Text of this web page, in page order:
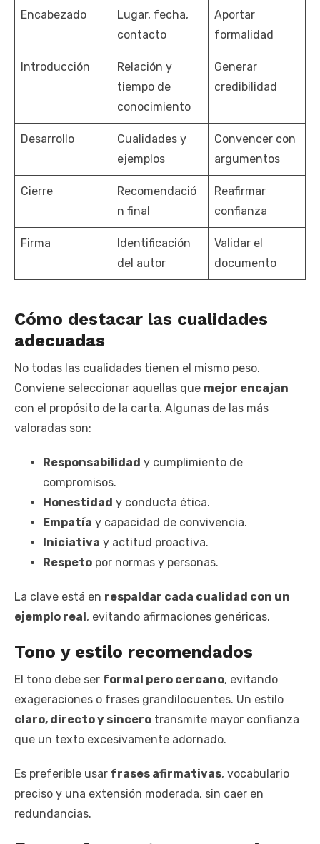
Encabezado
Lugar, fecha,
contacto
Aportar
formalidad
Introducción
Relación y
tiempo de
conocimiento
Generar
credibilidad
Desarrollo
Cualidades y
ejemplos
Convencer con
argumentos
Cierre
Recomendació
n final
Reafirmar
confianza
Firma
Identificación
del autor
Validar el
documento
Cómo destacar las cualidades
adecuadas
No todas las cualidades tienen el mismo peso.
Conviene seleccionar aquellas que mejor encajan
con el propósito de la carta. Algunas de las más
valoradas son:
Responsabilidad y cumplimiento de
compromisos.
Honestidad y conducta ética.
Empatía y capacidad de convivencia.
Iniciativa y actitud proactiva.
Respeto por normas y personas.
La clave está en respaldar cada cualidad con un
ejemplo real , evitando afirmaciones genéricas.
Tono y estilo recomendados
El tono debe ser formal pero cercano, evitando
exageraciones o frases grandilocuentes. Un estilo
claro, directo y sincero transmite mayor confianza
que un texto excesivamente adornado.
Es preferible usar frases afirmativas, vocabulario
preciso y una extensión moderada, sin caer en
redundancias.